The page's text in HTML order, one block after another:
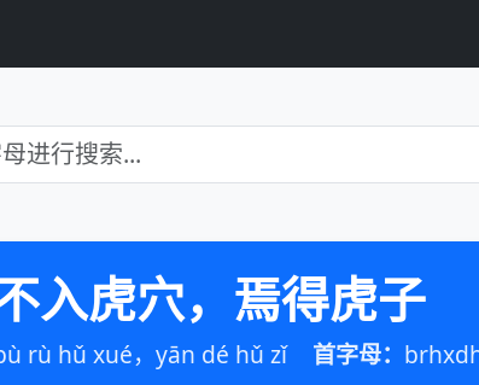
入虎穴，焉得虎子
rù hǔ xué，yān dé hǔ zǐ 首字母：